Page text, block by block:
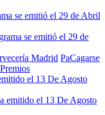
se emitió el 29 de Abril
Madrid PaCagarse
Premios
el 13 De Agosto